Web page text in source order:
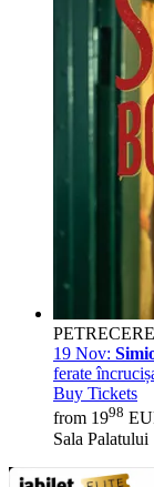
PETRECERE
19 Nov:
ferate
Buy Tickets
from 1998
Sala Palatului